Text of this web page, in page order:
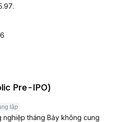
Pre-IPO)
lập
nghiệp tháng Bảy không cung